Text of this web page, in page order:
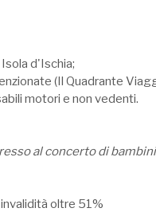
d'Ischia;
(Il Quadrante
motori e non vedenti.
al concerto di
oltre 51%